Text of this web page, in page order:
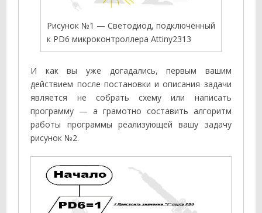
Рисунок №1 — Светодиод, подключённый
к PD6 микроконтроллера Attiny2313
И как вы уже догадались, первым вашим
действием после постановки и описания задачи
является не собрать схему или написать
программу — а грамотно составить алгоритм
работы программы реализующей вашу задачу
рисунок №2.